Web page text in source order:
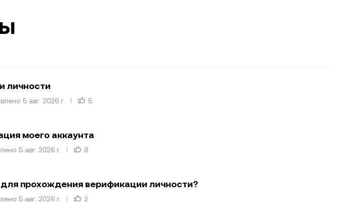
личности
5 авг. 2026 г. 5
моего аккаунта
5 авг. 2026 г. 8
прохождения верификации личности?
5 авг. 2026 г. 2